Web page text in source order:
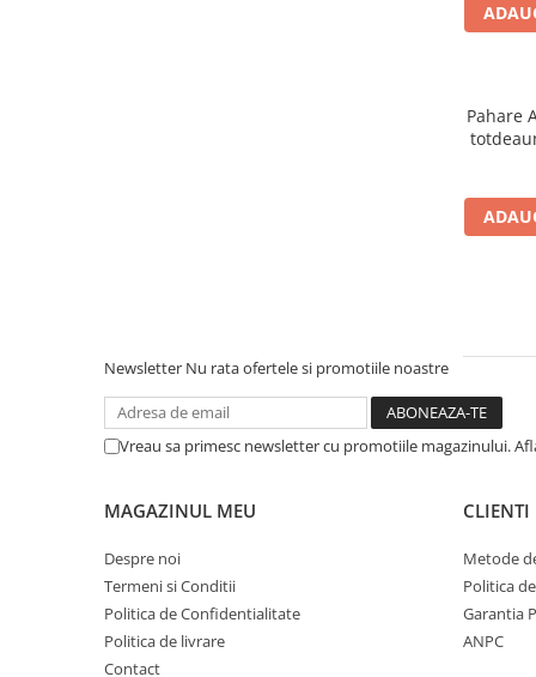
Pahare
Newsletter Nu rata ofertele si promotiile noastre
Vreau sa primesc newsletter cu promotiile magazinului.
MAGAZINUL MEU
Despre noi
Termeni si Conditii
Politica de Confidentialitate
Politica de livrare
Contact
CLIENTI
Metode
Politica
Garantia
ANPC